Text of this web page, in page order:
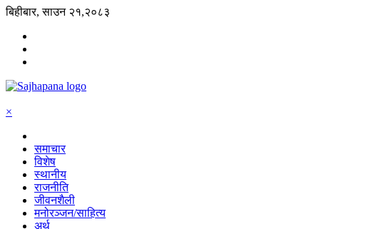
बिहीबार, साउन २१,२०८३
×
समाचार
विशेष
स्थानीय
राजनीति
जीवनशैली
मनोरञ्जन/साहित्य
अर्थ